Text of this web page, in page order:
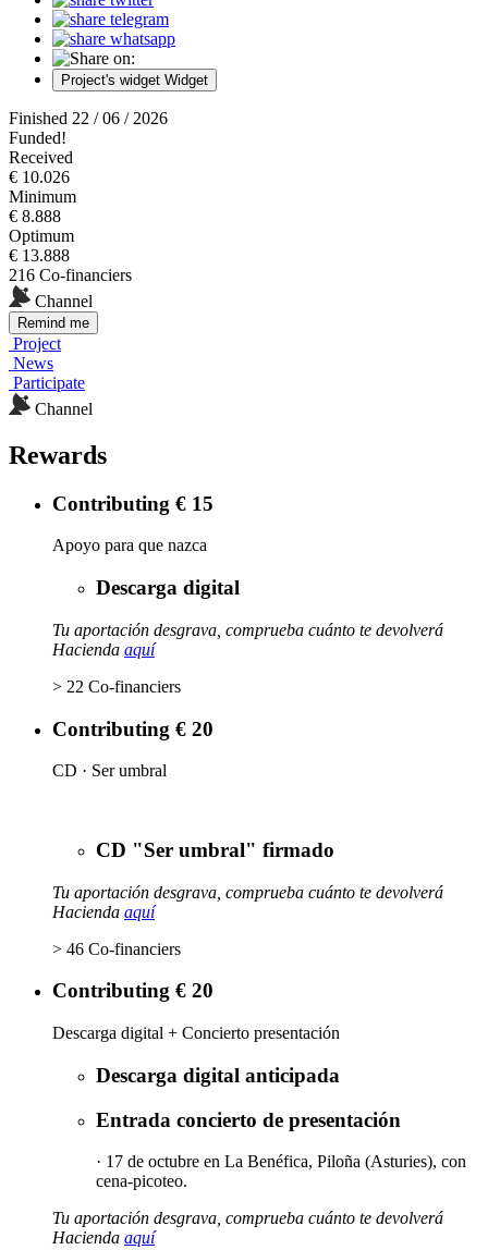
Project's widget Widget
Finished 22 / 06 / 2026
Funded!
Received
€ 10.026
Minimum
€ 8.888
Optimum
€ 13.888
216 Co-financiers
Channel
Remind me
Project
News
Participate
Channel
Rewards
Contributing € 15
Apoyo para que nazca
Descarga digital
Tu aportación desgrava, comprueba cuánto te devolverá
Hacienda aquí
> 22 Co-financiers
Contributing € 20
CD · Ser umbral
CD "Ser umbral" firmado
Tu aportación desgrava, comprueba cuánto te devolverá
Hacienda aquí
> 46 Co-financiers
Contributing € 20
Descarga digital + Concierto presentación
Descarga digital anticipada
Entrada concierto de presentación
· 17 de octubre en La Benéfica, Piloña (Asturies), con
cena-picoteo.
Tu aportación desgrava, comprueba cuánto te devolverá
Hacienda aquí